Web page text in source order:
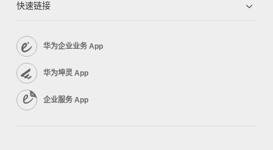
快速链接
华为企业业务 App
华为坤灵 App
企业服务 App